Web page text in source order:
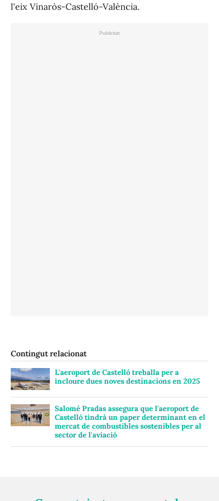
l'eix Vinaròs-Castelló-València.
Contingut relacionat
L'aeroport de Castelló treballa per a
incloure dues noves destinacions en 2025
Salomé Pradas assegura que l'aeroport de
Castelló tindrà un paper determinant en el
mercat de combustibles sostenibles per al
sector de l'aviació